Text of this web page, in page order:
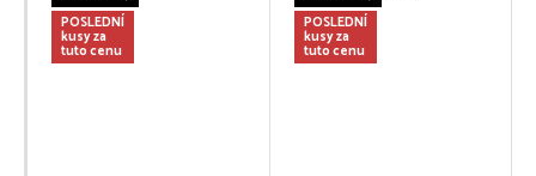
POSLEDNÍ
kusy za
tuto cenu
POSLEDNÍ
kusy za
tuto cenu